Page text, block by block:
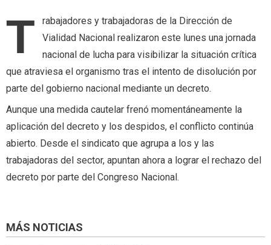
T
rabajadores y trabajadoras de la Dirección de
Vialidad Nacional realizaron este lunes una jornada
nacional de lucha para visibilizar la situación crítica
que atraviesa el organismo tras el intento de disolución por
parte del gobierno nacional mediante un decreto.
Aunque una medida cautelar frenó momentáneamente la
aplicación del decreto y los despidos, el conflicto continúa
abierto. Desde el sindicato que agrupa a los y las
trabajadoras del sector, apuntan ahora a lograr el rechazo del
decreto por parte del Congreso Nacional.
MÁS NOTICIAS